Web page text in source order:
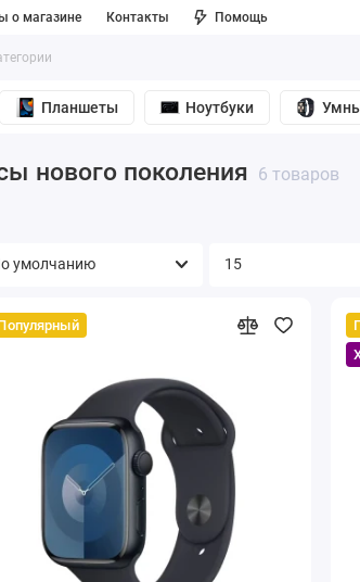
о магазине Контакты Помощь
Планшеты Ноутбуки
нового поколения 6 товаров